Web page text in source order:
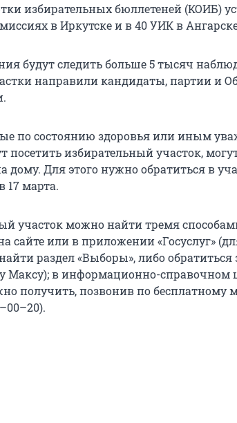
избирательных бюллетеней (КОИБ)
в Иркутске и в 40 УИК в
будут следить больше 5 тысяч
направили кандидаты, партии и
по состоянию здоровья или иным
избирательный участок,
дому. Для этого нужно обратиться в
17 марта.
участок можно найти тремя
сайте или в приложении «Госуслуг»
раздел «Выборы», либо
Максу); в информационно-справочном
получить, позвонив по бесплатному